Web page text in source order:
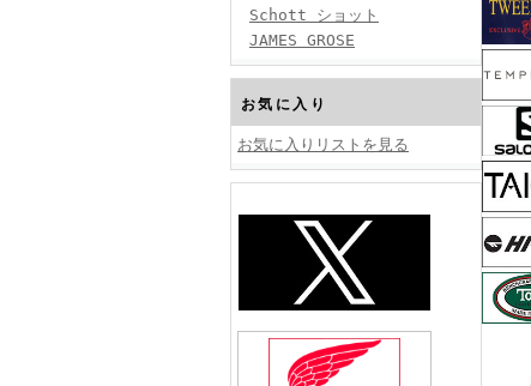
Schott ショット
JAMES GROSE
お気に入り
お気に入りリストを見る